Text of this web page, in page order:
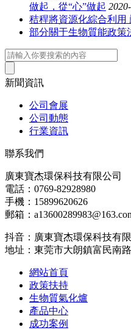
做起，從“心”做起
秸稈將資源化綜合利用
部分關于生物質能政策
新聞資訊
公司會展
公司動態
行業資訊
聯系我們
廣東寶杰環保科技有限公司
電話：0769-82928980
手機：15899620626
郵箱：
抖音：廣東寶杰環保科技有
地址：東莞市大朗鎮富民南
網站首頁
政策扶持
生物質氣化爐
產品中心
成功案例